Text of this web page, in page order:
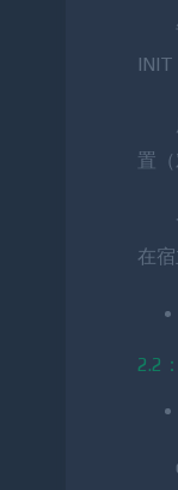
置
在
2.2：